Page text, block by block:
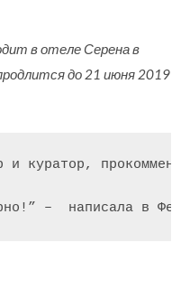
в отеле Серена в
до 21 июня 2019
и куратор,
–  написала в